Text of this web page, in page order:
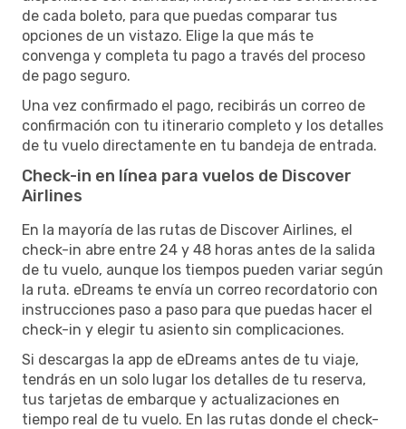
de cada boleto, para que puedas comparar tus
opciones de un vistazo. Elige la que más te
convenga y completa tu pago a través del proceso
de pago seguro.
Una vez confirmado el pago, recibirás un correo de
confirmación con tu itinerario completo y los detalles
de tu vuelo directamente en tu bandeja de entrada.
Check-in en línea para vuelos de Discover
Airlines
En la mayoría de las rutas de Discover Airlines, el
check-in abre entre 24 y 48 horas antes de la salida
de tu vuelo, aunque los tiempos pueden variar según
la ruta. eDreams te envía un correo recordatorio con
instrucciones paso a paso para que puedas hacer el
check-in y elegir tu asiento sin complicaciones.
Si descargas la app de eDreams antes de tu viaje,
tendrás en un solo lugar los detalles de tu reserva,
tus tarjetas de embarque y actualizaciones en
tiempo real de tu vuelo. En las rutas donde el check-